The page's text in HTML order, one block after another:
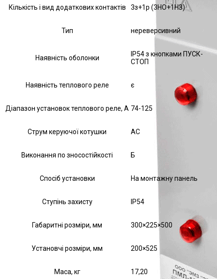
Кількість і вид додаткових контактів 3з+1р (3НО+1НЗ)
Тип нереверсивний
Наявність оболонки
IP54 з кнопками ПУСК-
СТОП
Наявність теплового реле є
Діапазон установок теплового реле, А 74-125
Струм керуючої котушки АС
Виконання по зносостійкості Б
Спосіб установки На монтажну панель
Ступінь захисту IP54
Габаритні розміри, мм 300×225×500
Установчі розміри, мм 200×525
Маса, кг 17,20